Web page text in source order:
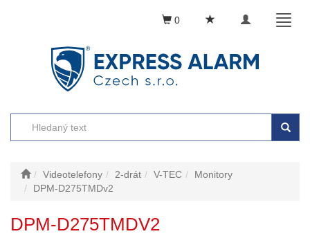
Toggle
0
Videotelefony 2-drát V-TEC
Monitory
DPM-D275TMDv2
DPM-D275TMDV2